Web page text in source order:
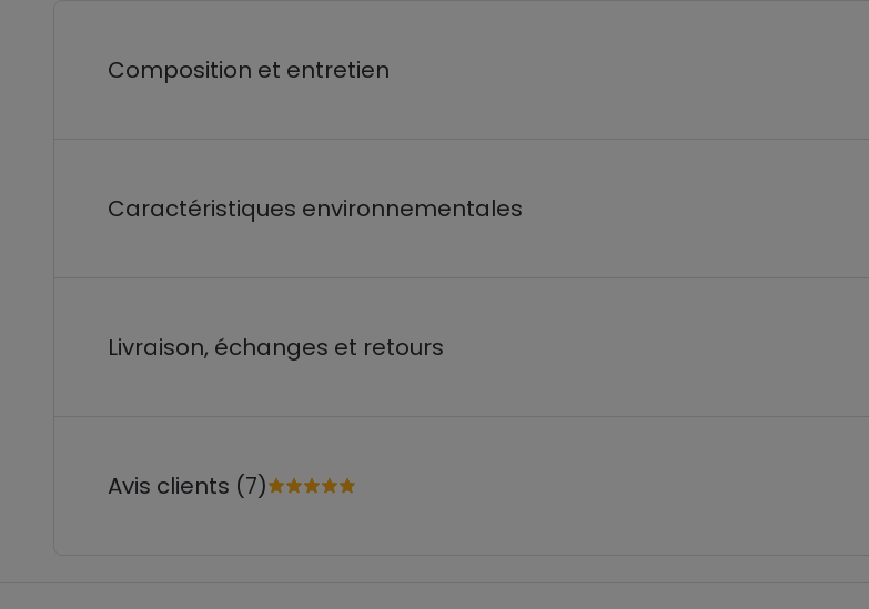
Composition et entretien
Caractéristiques environnementales
Livraison, échanges et retours
Avis clients (7)